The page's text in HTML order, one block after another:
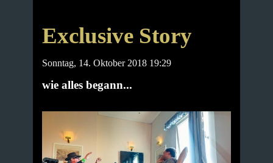
Exclusive Story
Sonntag, 14. Oktober 2018 19:29
wie alles begann...